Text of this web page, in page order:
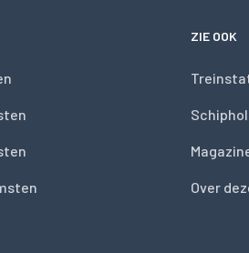
ZIE OOK
Over